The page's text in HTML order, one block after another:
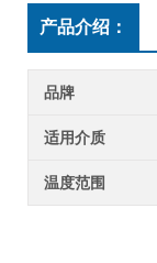
产品介绍：
品牌
适用介质
温度范围